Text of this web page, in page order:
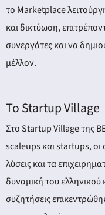
το Marketplace
και δικτύωση,
συνεργάτες και να
μέλλον.
Το Startup Village
Στο Startup Village της
scaleups και startups, οι
λύσεις και τα
δυναμική του ελληνικού
συζητήσεις